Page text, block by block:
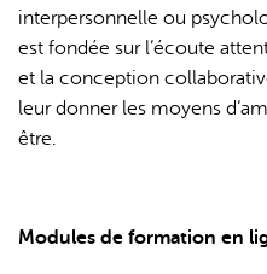
interpersonnelle ou
est fondée sur l’écoute
et la conception
leur donner les moyens
être.
Modules de formation en